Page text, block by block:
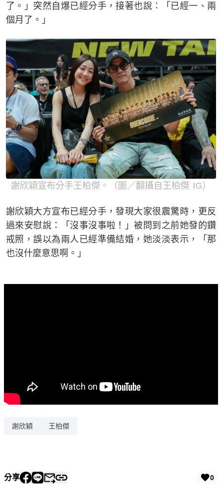
了。」突然自爆已經分手，接著也說：「已經一、兩
個月了。」
謝欣穎宣布分手王柏傑。（圖／翻攝自王柏傑 IG）
謝欣穎大方宣布已經分手，發現大家很震驚時，更反
過來安慰說：「沒事沒事啦！」被問到之前她發的鑽
戒照，誤以為兩人已經準備結婚，她淡淡表示，「那
也沒什麼意思啊。」
謝欣穎 王柏傑
分享 0